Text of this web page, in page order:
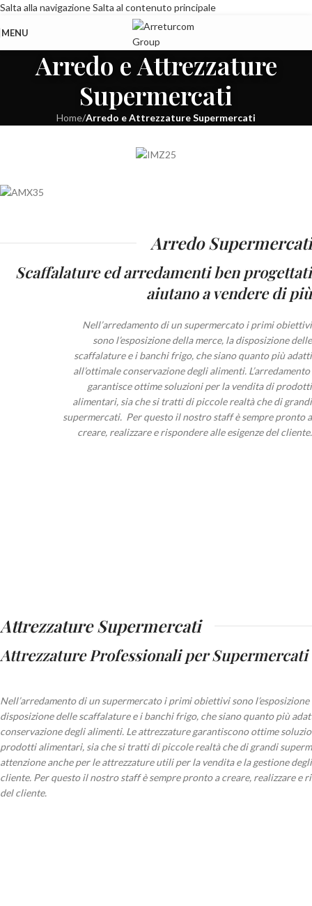
Salta alla navigazioneSalta al contenuto principale
MENU
Arredo e Attrezzature
Supermercati
Home/Arredo e Attrezzature Supermercati
Arredo Supermercati
Scaffalature ed arredamenti ben progettati
aiutano a vendere di più
Nell’arredamento di un supermercato i primi obiettivi
sono l’esposizione della merce, la disposizione delle
scaffalature e i banchi frigo, che siano quanto più adatti
all’ottimale conservazione degli alimenti. L’arredamento
garantisce ottime soluzioni per la vendita di prodotti
alimentari, sia che si tratti di piccole realtà che di grandi
supermercati. Per questo il nostro staff è sempre pronto a
creare, realizzare e rispondere alle esigenze del cliente.
Attrezzature Supermercati
Attrezzature Professionali per Supermercati
Nell’arredamento di un supermercato i primi obiettivi sono l’esposizione
disposizione delle scaffalature e i banchi frigo, che siano quanto più
conservazione degli alimenti. Le attrezzature garantiscono ottime
prodotti alimentari, sia che si tratti di piccole realtà che di grandi
attenzione anche per le attrezzature utili per la vendita e la gestione
cliente. Per questo il nostro staff è sempre pronto a creare, realizzare e
del cliente.